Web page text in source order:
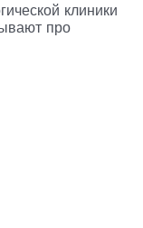
клиники
про